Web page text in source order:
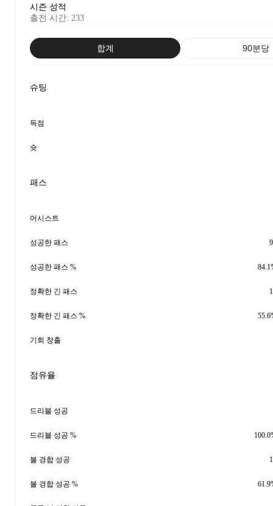
시즌 성적
출전 시간: 233
합계 90분당
슈팅
득점
슛
패스
어시스트
성공한 패스
성공한 패스 %
정확한 긴 패스
정확한 긴 패스 %
기회 창출
점유율
드리블 성공
드리블 성공 %
볼 경합 성공
볼 경합 성공 %